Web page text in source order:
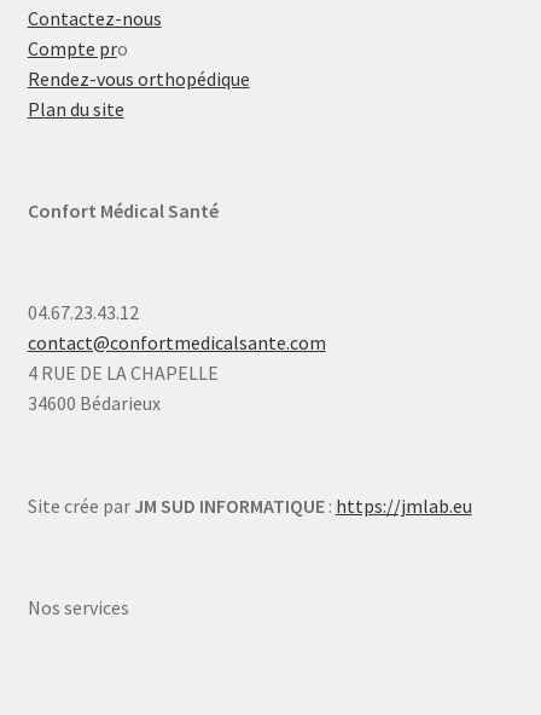
Contactez-nous
Compte pro
Rendez-vous orthopédique
Plan du site
Confort Médical Santé
04.67.23.43.12
contact@confortmedicalsante.com
4 RUE DE LA CHAPELLE
34600 Bédarieux
Site crée par JM SUD INFORMATIQUE: https://jmlab.eu
Nos services